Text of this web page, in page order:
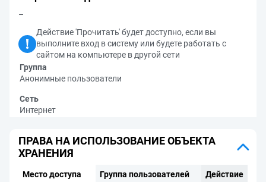
–
Действие 'Прочитать' будет доступно, если вы
выполните вход в систему или будете работать с
сайтом на компьютере в другой сети
Группа
Анонимные пользователи
Сеть
Интернет
ПРАВА НА ИСПОЛЬЗОВАНИЕ ОБЪЕКТА
ХРАНЕНИЯ
Место доступа Группа пользователей Действие